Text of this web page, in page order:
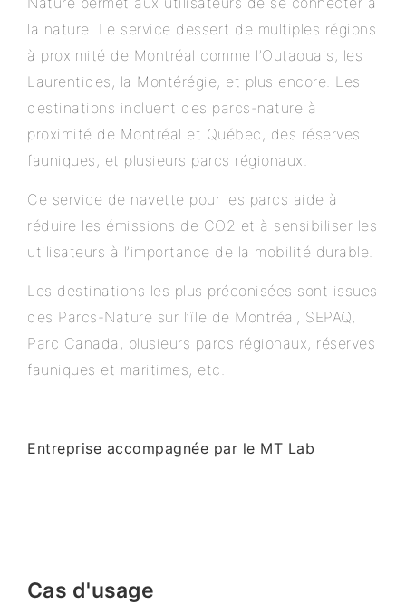
la nature. Le service dessert de multiples régions
à proximité de Montréal comme l’Outaouais, les
Laurentides, la Montérégie, et plus encore. Les
destinations incluent des parcs-nature à
proximité de Montréal et Québec, des réserves
fauniques, et plusieurs parcs régionaux.
Ce service de navette pour les parcs aide à
réduire les émissions de CO2 et à sensibiliser les
utilisateurs à l’importance de la mobilité durable.
Les destinations les plus préconisées sont issues
des Parcs-Nature sur l’ïle de Montréal, SEPAQ,
Parc Canada, plusieurs parcs régionaux, réserves
fauniques et maritimes, etc.
Entreprise accompagnée par le MT Lab
Cas d'usage